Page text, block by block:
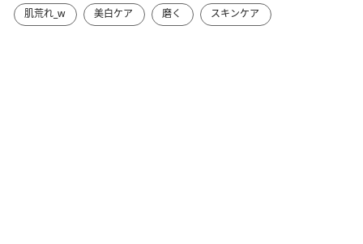
肌荒れ_w
美白ケア 磨く スキンケア